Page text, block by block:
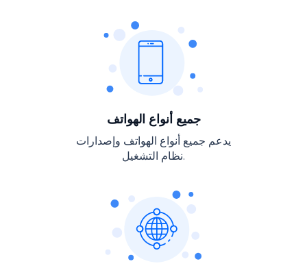
جميع أنواع الهواتف
يدعم جميع أنواع الهواتف وإصدارات
نظام التشغيل.